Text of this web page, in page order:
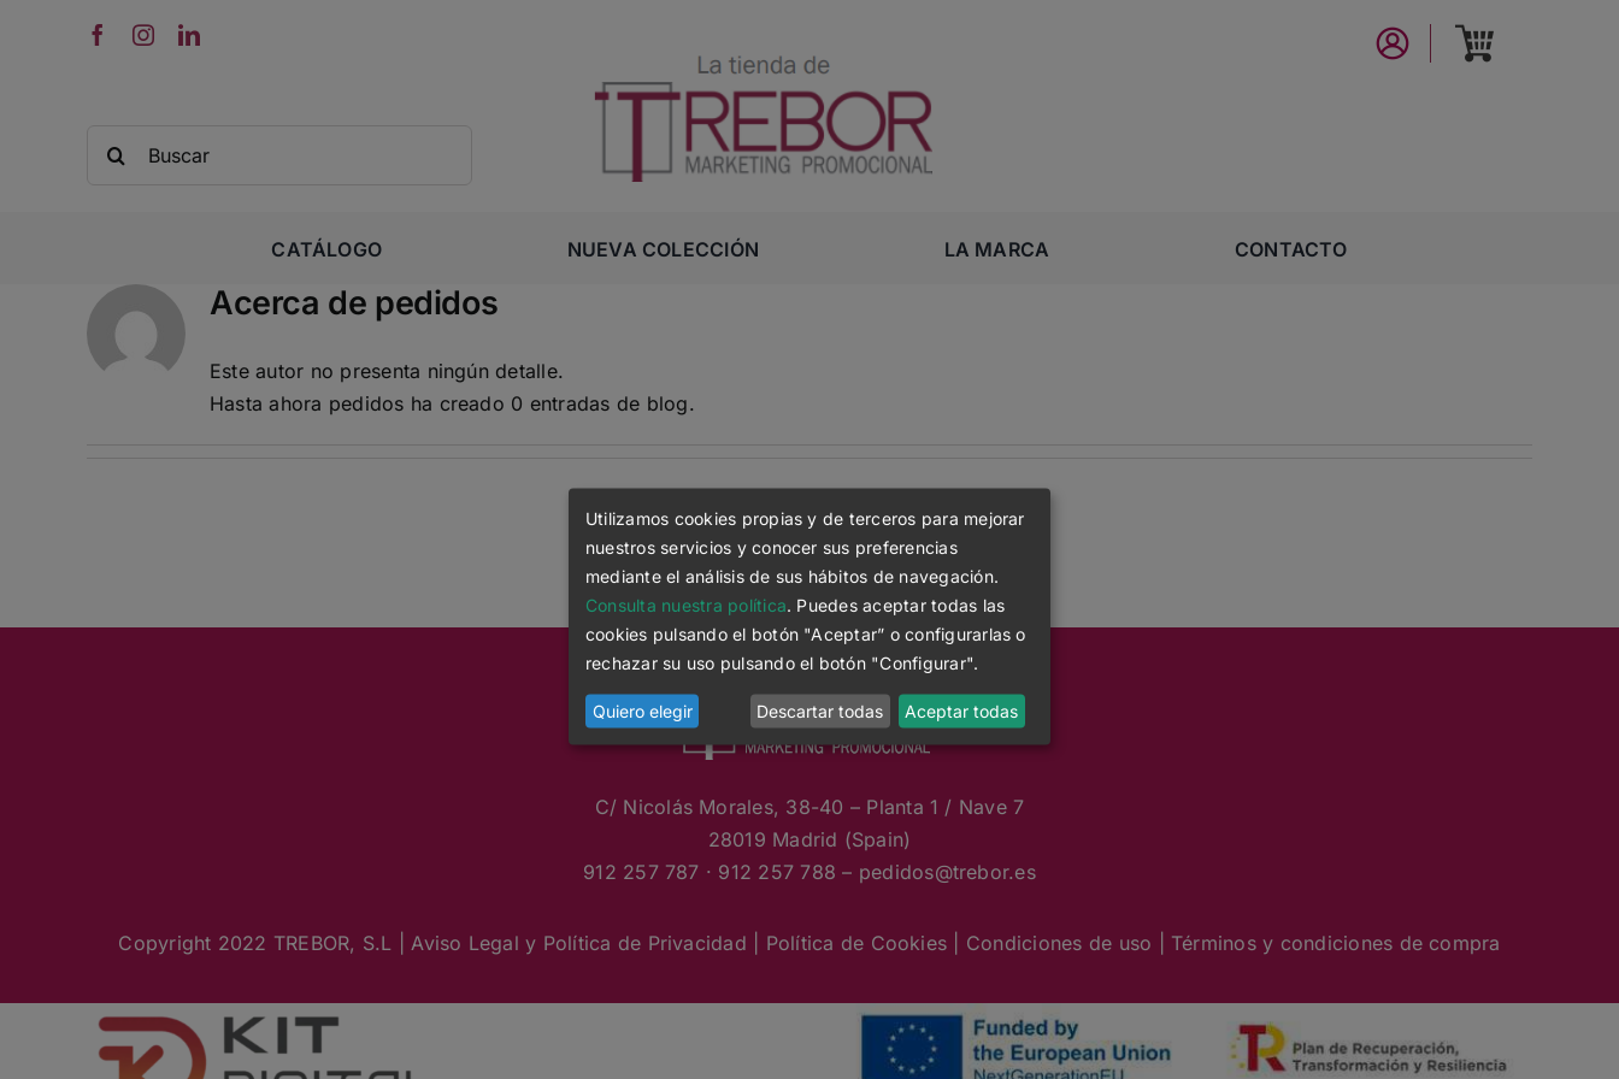
CATÁLOGO NUEVA COLECCIÓN LA MARCA CONTACTO
Acerca de pedidos
Este autor no presenta ningún detalle.
Hasta ahora pedidos ha creado 0 entradas de blog.
C/ Nicolás Morales, 38-40 – Planta 1 / Nave 7
28019 Madrid (Spain)
912 257 787 · 912 257 788 – pedidos@trebor.es
Copyright 2022 TREBOR, S.L | Aviso Legal y Política de Privacidad Política de Cookies Condiciones de uso Términos y condiciones de compra
Utilizamos cookies propias y de terceros para mejorar
nuestros servicios y conocer sus preferencias
mediante el análisis de sus hábitos de navegación.
Consulta nuestra política . Puedes aceptar todas las
cookies pulsando el botón "Aceptar” o configurarlas o
rechazar su uso pulsando el botón "Configurar".
Quiero elegir Descartar todas Aceptar todas